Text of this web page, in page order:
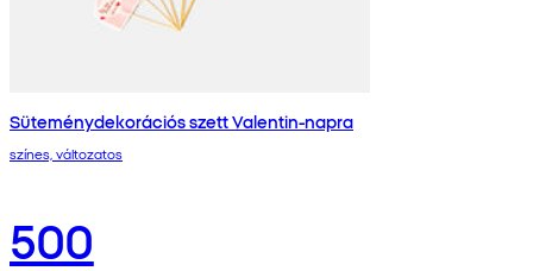
Süteménydekorációs szett Valentin-napra
színes, változatos
500